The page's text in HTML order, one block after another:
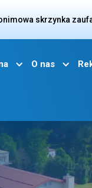
skrzynka
O nas